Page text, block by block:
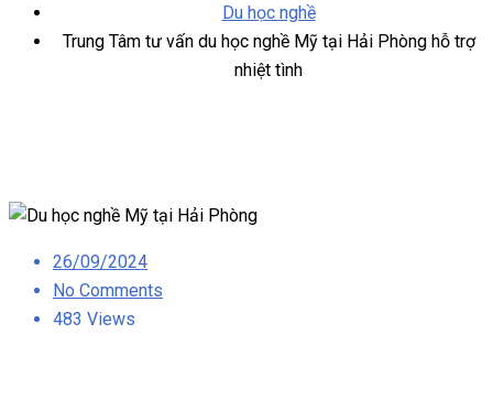
Du học nghề
Trung Tâm tư vấn du học nghề Mỹ tại Hải Phòng hỗ trợ
nhiệt tình
Posted
on
26/09/2024
No Comments
483 Views